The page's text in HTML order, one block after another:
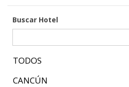
Buscar Hotel
TODOS
CANCÚN